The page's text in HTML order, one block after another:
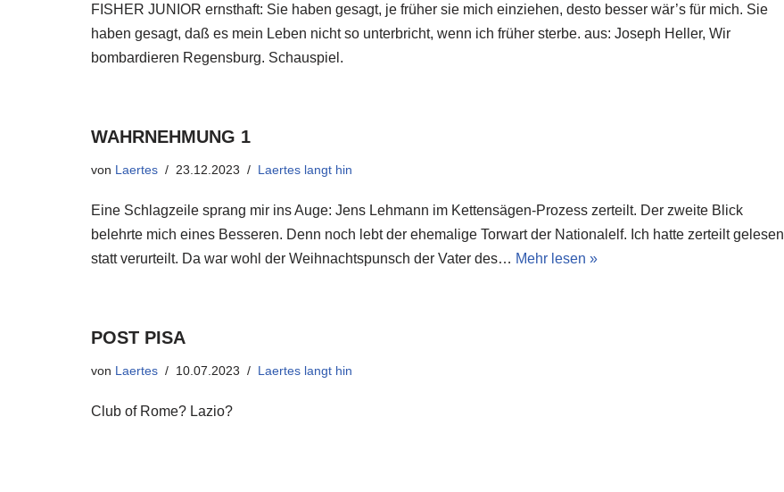
FISHER JUNIOR ernsthaft: Sie haben gesagt, je früher sie mich einziehen, desto besser wär’s für mich. Sie
haben gesagt, daß es mein Leben nicht so unterbricht, wenn ich früher sterbe. aus: Joseph Heller, Wir
bombardieren Regensburg. Schauspiel.
WAHRNEHMUNG 1
von Laertes 23.12.2023 Laertes langt hin
Eine Schlagzeile sprang mir ins Auge: Jens Lehmann im Kettensägen-Prozess zerteilt. Der zweite Blick
belehrte mich eines Besseren. Denn noch lebt der ehemalige Torwart der Nationalelf. Ich hatte zerteilt gelesen
statt verurteilt. Da war wohl der Weihnachtspunsch der Vater des… Mehr lesen »
POST PISA
von Laertes 10.07.2023 Laertes langt hin
Club of Rome? Lazio?